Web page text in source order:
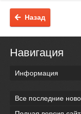
Назад
Навигация
Информация
Все последние